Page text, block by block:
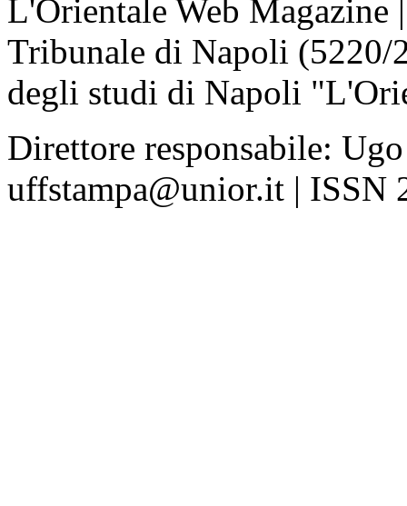
L'Orientale Web Magazine
Tribunale di Napoli
degli studi di Napoli
Direttore responsabile:
uffstampa@unior.it | ISSN